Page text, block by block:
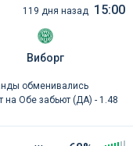
119 дня назад 15:00
Виборг
обменивались
на Обе забьют (ДА) - 1.48